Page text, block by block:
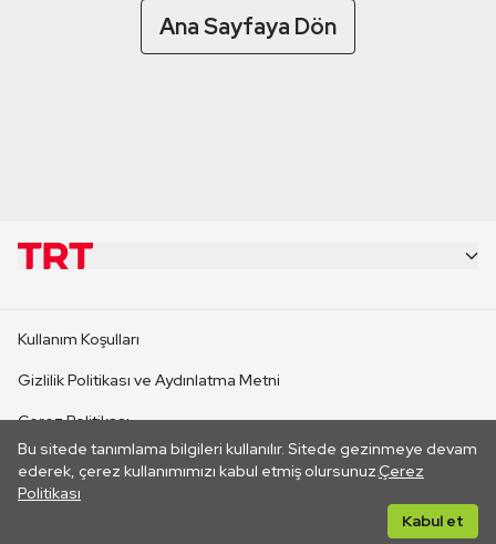
Ana Sayfaya Dön
Bu sitede tanımlama bilgileri kullanılır. Sitede gezinmeye devam
ederek, çerez kullanımımızı kabul etmiş olursunuz.Çerez
Politikası
Kabul et
CANLI YAYINLAR
Kullanım Koşulları
Gizlilik Politikası ve Aydınlatma Metni
Çerez Politikası
İletişim
Her hakkı saklıdır. ©2026 TRT. Bağlantı yoluyla gidilen dış